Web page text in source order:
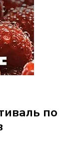
по